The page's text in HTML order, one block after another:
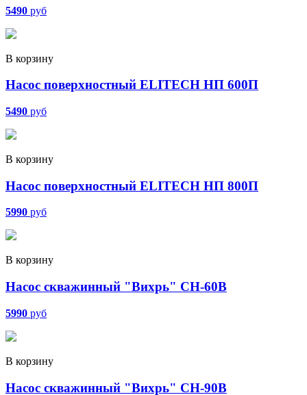
5490 руб
В корзину
Насос поверхностный ELITECH HП 600П
5490 руб
В корзину
Насос поверхностный ELITECH HП 800П
5990 руб
В корзину
Насос скважинный "Вихрь" СН-60В
5990 руб
В корзину
Насос скважинный "Вихрь" СН-90В